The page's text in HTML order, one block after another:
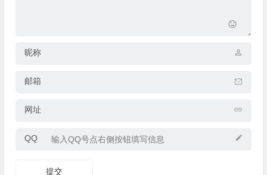
昵称
邮箱
网址
QQ